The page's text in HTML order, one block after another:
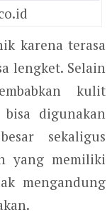
karena terasa
lengket. Selain
kulit
digunakan
sekaligus
yang memiliki
mengandung